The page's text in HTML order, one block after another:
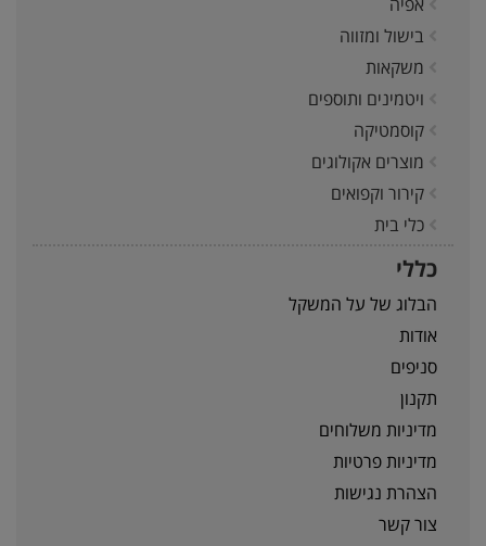
בישול ומזווה
משקאות
ויטמינים ותוספים
קוסמטיקה
מוצרים אקולוגים
קירור וקפואים
כלי בית
כללי
הבלוג של על המשקל
אודות
סניפים
תקנון
מדיניות משלוחים
מדיניות פרטיות
הצהרת נגישות
צור קשר